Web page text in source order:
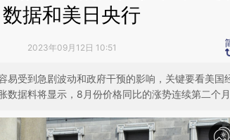
数据和美日央行
2023年09月12日 10:51
易受到急剧波动和政府干预的影响，关键要看美国
数据料将显示，8月份价格同比的涨势连续第二个